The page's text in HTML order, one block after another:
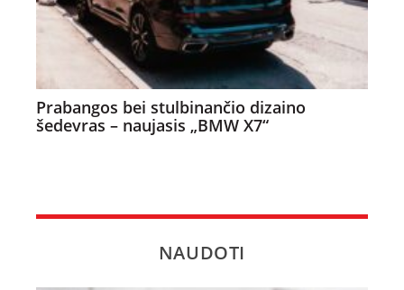
Prabangos bei stulbinančio dizaino
šedevras – naujasis „BMW X7“
NAUDOTI